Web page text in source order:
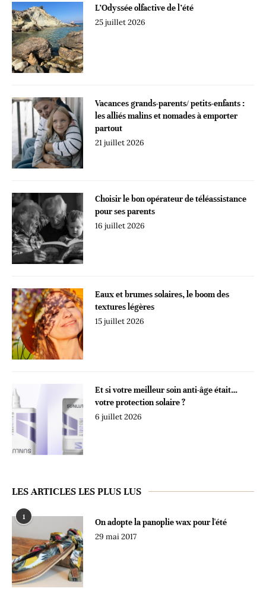
L’Odyssée olfactive de l’été
25 juillet 2026
Vacances grands-parents/ petits-enfants :
les alliés malins et nomades à emporter
partout
21 juillet 2026
Choisir le bon opérateur de téléassistance
pour ses parents
16 juillet 2026
Eaux et brumes solaires, le boom des
textures légères
15 juillet 2026
Et si votre meilleur soin anti-âge était…
votre protection solaire ?
6 juillet 2026
LES ARTICLES LES PLUS LUS
1
On adopte la panoplie wax pour l'été
29 mai 2017